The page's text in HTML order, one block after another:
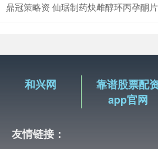
鼎冠策略资 仙琚制药炔雌醇环丙孕酮
和兴网
靠谱股票配
app官网
友情链接：